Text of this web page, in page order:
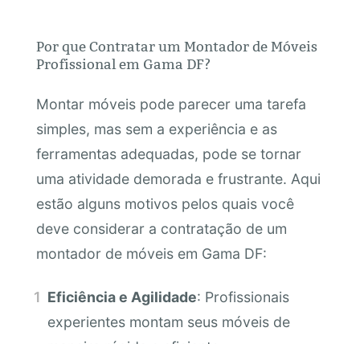
Por que Contratar um Montador de Móveis
Profissional em Gama DF?
Montar móveis pode parecer uma tarefa
simples, mas sem a experiência e as
ferramentas adequadas, pode se tornar
uma atividade demorada e frustrante. Aqui
estão alguns motivos pelos quais você
deve considerar a contratação de um
montador de móveis em Gama DF:
Eficiência e Agilidade: Profissionais
experientes montam seus móveis de